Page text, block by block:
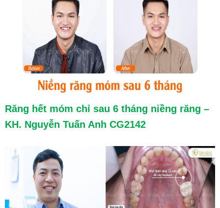
Răng hết móm chỉ sau 6 tháng niềng răng –
KH. Nguyễn Tuấn Anh CG2142